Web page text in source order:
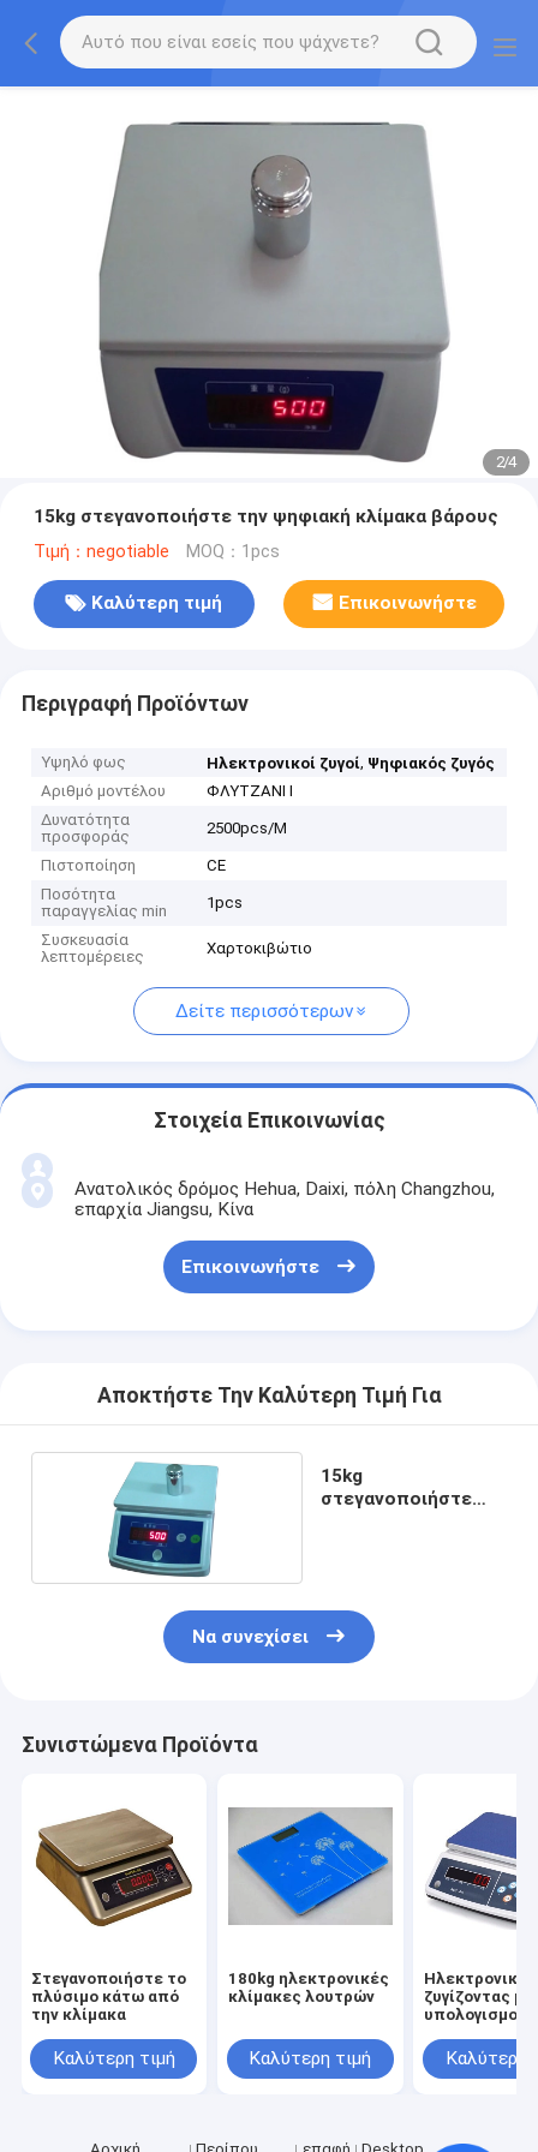
2/4
15kg στεγανοποιήστε την ψηφιακή κλίμακα βάρους
Τιμή：negotiable MOQ：1pcs
Καλύτερη τιμή Επικοινωνήστε
Περιγραφή Προϊόντων
Υψηλό φως Ηλεκτρονικοί ζυγοί, Ψηφιακός ζυγός
Αριθμό μοντέλου
ΦΛΥΤΖΑΝΙ Ι
Δυνατότητα
προσφοράς
2500pcs/M
Πιστοποίηση
CE
Ποσότητα
παραγγελίας min
1pcs
Συσκευασία
λεπτομέρειες
Χαρτοκιβώτιο
Δείτε περισσότερων
Στοιχεία Επικοινωνίας
Ανατολικός δρόμος Hehua, Daixi, πόλη Changzhou,
επαρχία Jiangsu, Κίνα
Επικοινωνήστε
Αποκτήστε Την Καλύτερη Τιμή Για
15kg
στεγανοποιήστε
Να συνεχίσει
Συνιστώμενα Προϊόντα
Στεγανοποιήστε το
πλύσιμο κάτω από
την κλίμακα
Καλύτερη τιμή
180kg ηλεκτρονικές
κλίμακες λουτρών
Καλύτερη τιμή
Ηλεκτρονική
ζυγίζοντας
υπολογισμού
Καλύτερη